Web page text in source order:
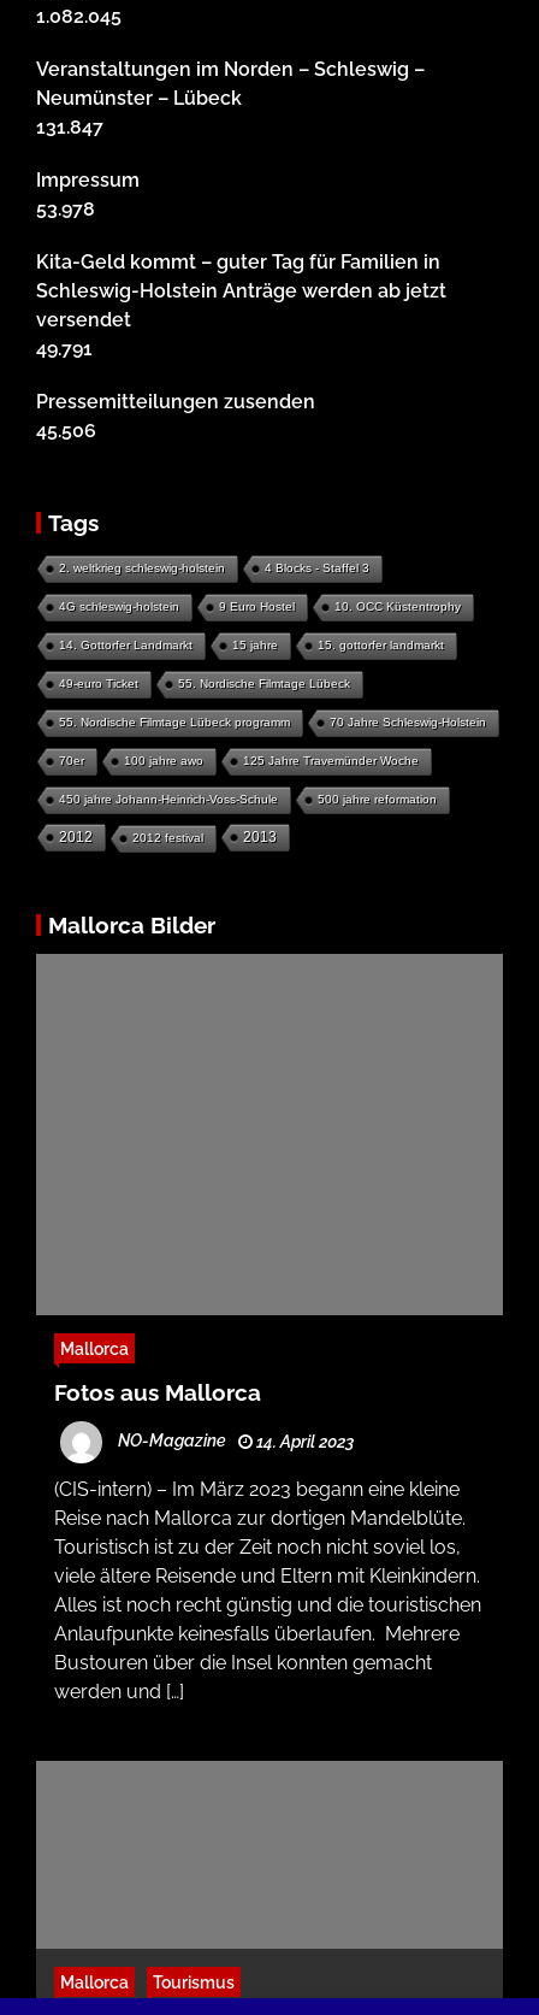
1.082.045
Veranstaltungen im Norden – Schleswig –
Neumünster – Lübeck
131.847
Impressum
53.978
Kita-Geld kommt – guter Tag für Familien in
Schleswig-Holstein Anträge werden ab jetzt
versendet
49.791
Pressemitteilungen zusenden
45.506
Tags
2. weltkrieg schleswig-holstein 4 Blocks - Staffel 3
4G schleswig-holstein 9 Euro Hostel 10. OCC Küstentrophy
14. Gottorfer Landmarkt 15 jahre 15. gottorfer landmarkt
49-euro Ticket 55. Nordische Filmtage Lübeck
55. Nordische Filmtage Lübeck programm 70 Jahre Schleswig-Holstein
70er 100 jahre awo 125 Jahre Travemünder Woche
450 jahre Johann-Heinrich-Voss-Schule 500 jahre reformation
2012 2012 festival 2013
Mallorca Bilder
Mallorca
Fotos aus Mallorca
NO-Magazine 14. April 2023
(CIS-intern) – Im März 2023 begann eine kleine
Reise nach Mallorca zur dortigen Mandelblüte.
Touristisch ist zu der Zeit noch nicht soviel los,
viele ältere Reisende und Eltern mit Kleinkindern.
Alles ist noch recht günstig und die touristischen
Anlaufpunkte keinesfalls überlaufen. Mehrere
Bustouren über die Insel konnten gemacht
werden und […]
Mallorca Tourismus